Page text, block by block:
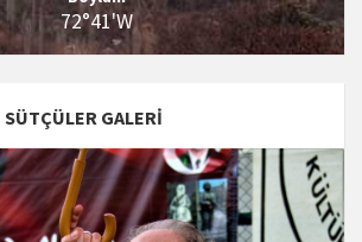
72°41'W
GALERI